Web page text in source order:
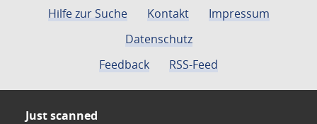
Hilfe zur Suche Kontakt
Impressum
Datenschutz
Feedback
RSS-Feed
Just scanned